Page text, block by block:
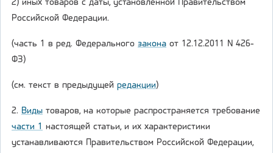
2) иных товаров с даты, установленной Правительством
Российской Федерации.
(часть 1 в ред. Федерального закона от 12.12.2011 N 426-
ФЗ)
(см. текст в предыдущей редакции)
2. Виды товаров, на которые распространяется требование
части 1 настоящей статьи, и их характеристики
устанавливаются Правительством Российской Федерации,